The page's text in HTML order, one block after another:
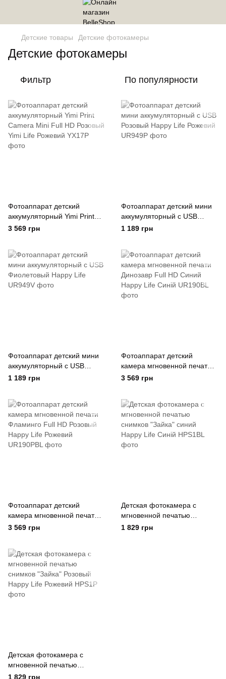
Детские товары Детские фотокамеры
Детские фотокамеры
Фильтр По популярности
Фотоаппарат детский
аккумуляторный Yimi Print
Camera Mini Full HD Розовый
3 569 грн
Фотоаппарат детский мини
аккумуляторный с USB
Розовый Happy Life Рожевий
1 189 грн
Фотоаппарат детский мини
аккумуляторный с USB
Фиолетовый Happy Life
1 189 грн
Фотоаппарат детский
камера мгновенной печати
Динозавр Full HD Синий
3 569 грн
Фотоаппарат детский
камера мгновенной печати
Фламинго Full HD Розовый
3 569 грн
Детская фотокамера с
мгновенной печатью
снимков "Зайка" синий
1 829 грн
Детская фотокамера с
мгновенной печатью
снимков "Зайка" Розовый
1 829 грн